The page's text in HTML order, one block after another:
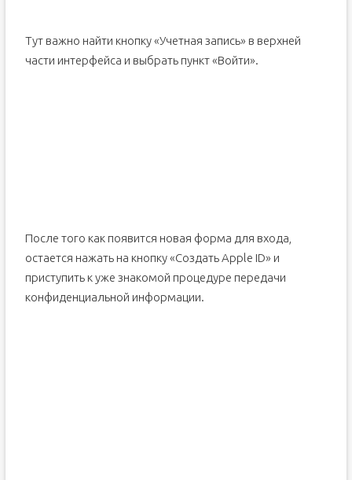
Тут важно найти кнопку «Учетная запись» в верхней
части интерфейса и выбрать пункт «Войти».
После того как появится новая форма для входа,
остается нажать на кнопку «Создать Apple ID» и
приступить к уже знакомой процедуре передачи
конфиденциальной информации.